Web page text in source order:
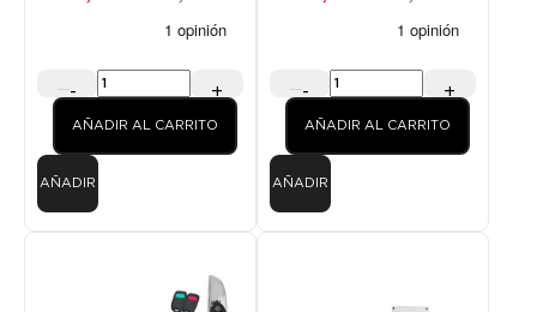
- +
AÑADIR AL CARRITO
AÑADIR
- +
AÑADIR AL CARRITO
AÑADIR